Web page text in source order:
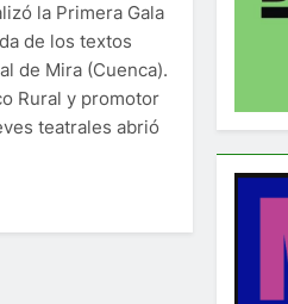
la Primera Gala
de los textos
de Mira (Cuenca).
Rural y promotor
teatrales abrió